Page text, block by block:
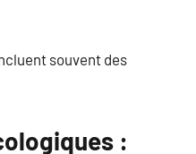
souvent des
: